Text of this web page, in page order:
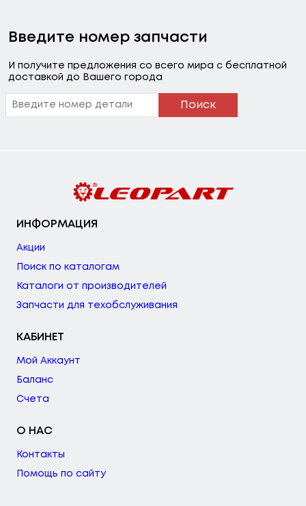
Введите номер запчасти
И получите предложения со всего мира с бесплатной
доставкой до Вашего города
Поиск
ИНФОРМАЦИЯ
Акции
Поиск по каталогам
Каталоги от производителей
Запчасти для техобслуживания
КАБИНЕТ
Мой Аккаунт
Баланс
Счета
О НАС
Контакты
Помощь по сайту